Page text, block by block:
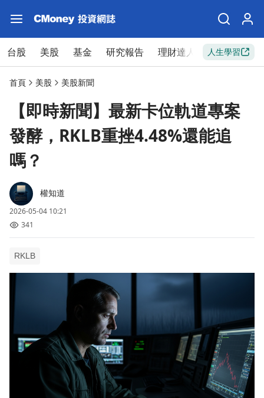
台股 美股 基金 研究報告 理財達人 新手入門
人生學習
首頁 美股 美股新聞
【即時新聞】最新卡位軌道專案
發酵，RKLB重挫4.48%還能追
嗎？
權知道
2026-05-04 10:21
341
RKLB